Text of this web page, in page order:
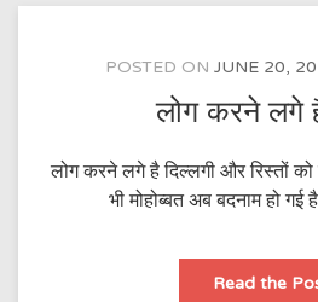
POSTED ON JUNE 20,
लोग करने
लोग करने लगे है दिल्लगी और रिस्तों
भी मोहोब्बत अब बदनाम हो
Read the